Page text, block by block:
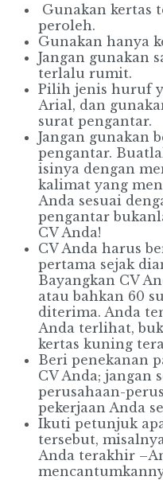
Gunakan kertas
peroleh.
Gunakan hanya
Jangan gunakan
terlalu rumit.
Pilih jenis huruf
Arial, dan
surat pengantar.
Jangan gunakan
pengantar.
isinya dengan
kalimat yang
Anda sesuai
pengantar
CV Anda!
CV Anda harus
pertama sejak
Bayangkan CV
atau bahkan 60
diterima. Anda
Anda terlihat,
kertas kuning
Beri penekanan
CV Anda; jangan
perusahaan-
pekerjaan Anda
Ikuti petunjuk
tersebut,
Anda terakhir